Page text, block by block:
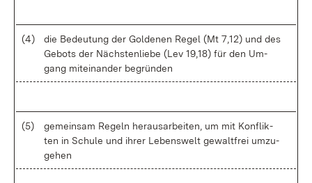
(4)
die Be­deu­tung der Gol­de­nen Re­gel (Mt 7,12) und des
Ge­bots der Nächs­ten­lie­be (Lev 19,18) für den Um­
gang mit­ein­an­der be­grün­den
(5)
ge­mein­sam Re­geln her­aus­ar­bei­ten, um mit Kon­flik­
ten in Schu­le und ih­rer Le­bens­welt ge­walt­frei um­zu­
ge­hen